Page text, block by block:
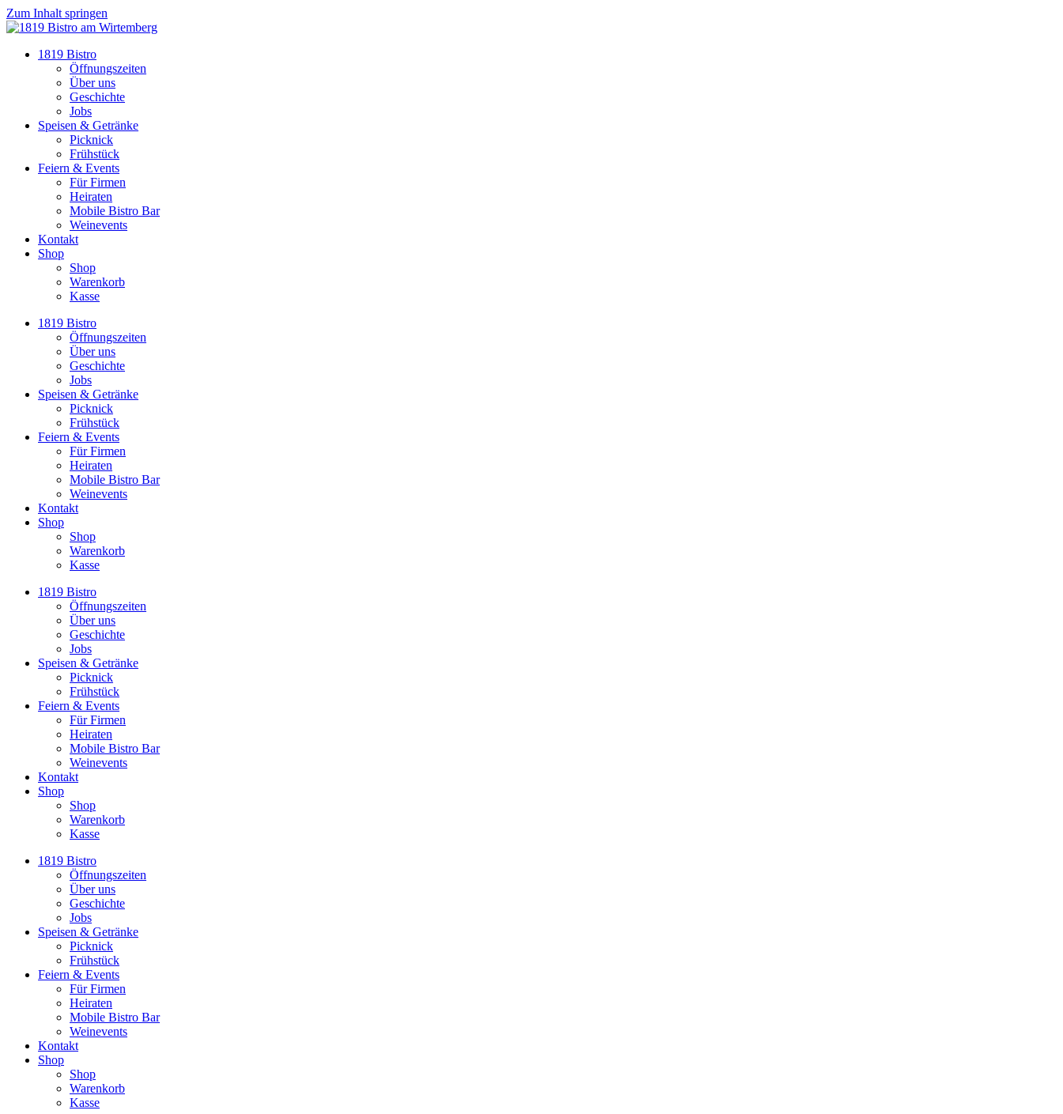
Zum Inhalt springen
1819 Bistro
Öffnungszeiten
Über uns
Geschichte
Jobs
Speisen & Getränke
Picknick
Frühstück
Feiern & Events
Für Firmen
Heiraten
Mobile Bistro Bar
Weinevents
Kontakt
Shop
Shop
Warenkorb
Kasse
1819 Bistro
Öffnungszeiten
Über uns
Geschichte
Jobs
Speisen & Getränke
Picknick
Frühstück
Feiern & Events
Für Firmen
Heiraten
Mobile Bistro Bar
Weinevents
Kontakt
Shop
Shop
Warenkorb
Kasse
1819 Bistro
Öffnungszeiten
Über uns
Geschichte
Jobs
Speisen & Getränke
Picknick
Frühstück
Feiern & Events
Für Firmen
Heiraten
Mobile Bistro Bar
Weinevents
Kontakt
Shop
Shop
Warenkorb
Kasse
1819 Bistro
Öffnungszeiten
Über uns
Geschichte
Jobs
Speisen & Getränke
Picknick
Frühstück
Feiern & Events
Für Firmen
Heiraten
Mobile Bistro Bar
Weinevents
Kontakt
Shop
Shop
Warenkorb
Kasse